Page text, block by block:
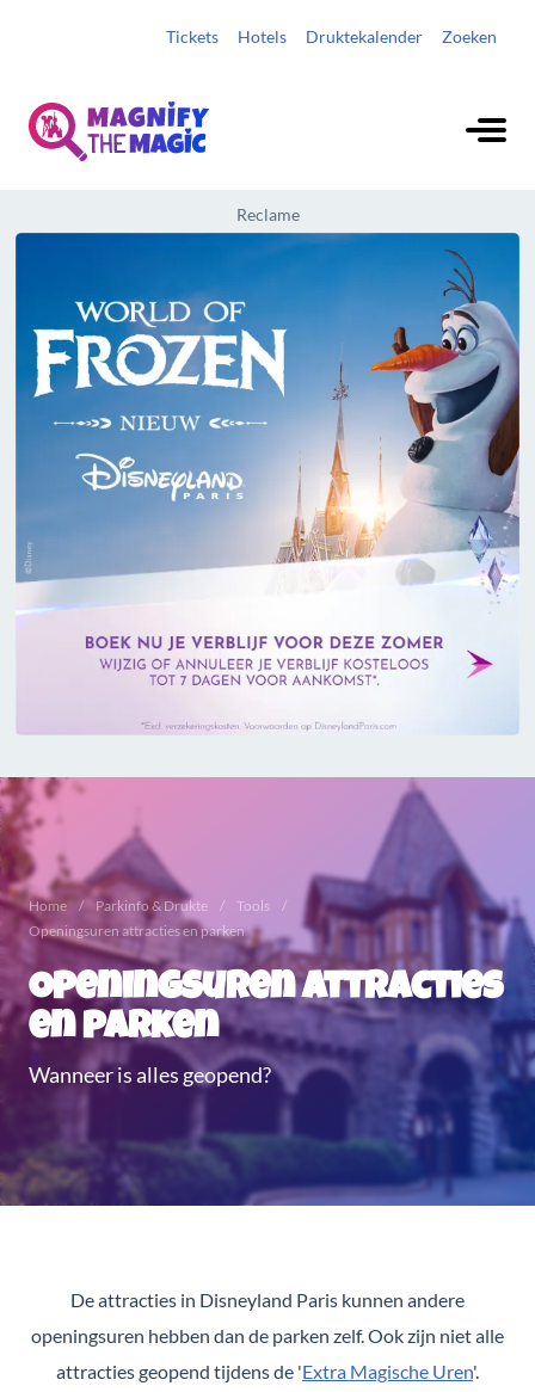
Tickets Hotels Druktekalender Zoeken
Reclame
Home Parkinfo & Drukte
Tools
Openingsuren attracties en parken
Openingsuren attracties
en parken
Wanneer is alles geopend?
De attracties in Disneyland Paris kunnen andere
openingsuren hebben dan de parken zelf. Ook zijn niet alle
attracties geopend tijdens de 'Extra Magische Uren'.